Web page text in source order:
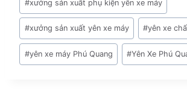
#xưởng sản xuất phụ kiện yên xe máy
#xưởng sản xuất yên xe máy #yên xe
#yên xe máy Phú Quang #Yên Xe Phú